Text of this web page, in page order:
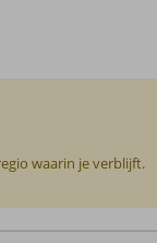
waarin je verblijft.